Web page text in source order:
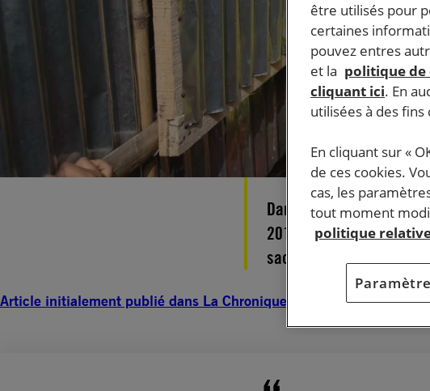
Dans une vidéo
2019 un appel
saoudien, l’employée
Article initialement publié dans La Chronique, notre magazine
être utilisés pour
certaines
pouvez entres
et la politique de
cliquant ici. En
utilisées à des
En cliquant sur «
de ces cookies.
cas, les
tout moment
politique